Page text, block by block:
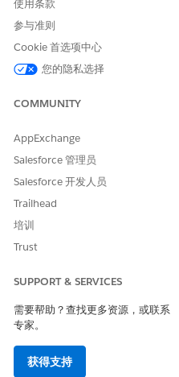
此模板不包括任何用于接收或履
Builder 创建带有连接器的自定
满足请求。
使用条款
参与准则
Cookie 首选项中心
您的隐私选择
COMMUNITY
AppExchange
Salesforce 管理员
Salesforce 开发人员
Trailhead
培训
Trust
SUPPORT & SERVICES
需要帮助？查找更多资源，或联系
专家。
获得支持